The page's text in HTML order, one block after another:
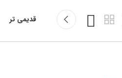
قدیمی تر